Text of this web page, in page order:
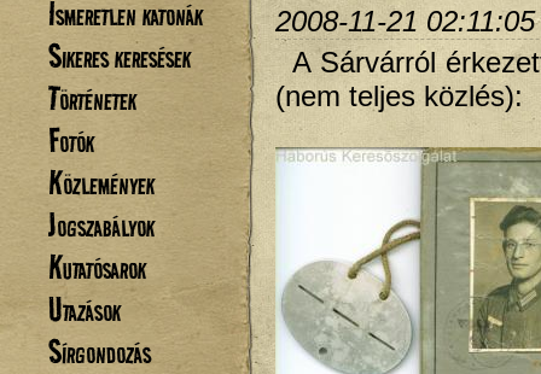
Ismeretlen katonák
Sikeres keresések
Történetek
Fotók
Közlemények
Jogszabályok
Kutatósarok
Utazások
Sírgondozás
2008-11-21 02:11:05
A Sárvárról
(nem teljes közlés):